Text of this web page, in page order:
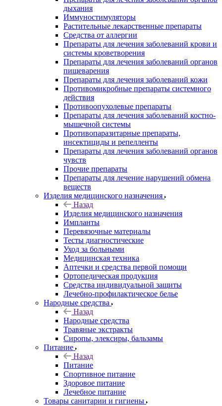
дыхания
Иммуностимуляторы
Растительные лекарственные препараты
Средства от аллергии
Препараты для лечения заболеваний крови и
системы кроветворения
Препараты для лечения заболеваний органов
пищеварения
Препараты для лечения заболеваний кожи
Противомикробные препараты системного
действия
Противоопухолевые препараты
Препараты для лечения заболеваний костно-
мышечной системы
Противопаразитарные препараты,
инсектициды и репелленты
Препараты для лечения заболеваний органов
чувств
Прочие препараты
Препараты для лечение нарушений обмена
веществ
Изделия медицинского назначения
Назад
Изделия медицинского назначения
Импланты
Перевязочные материалы
Тесты диагностические
Уход за больными
Медицинская техника
Аптечки и средства первой помощи
Ортопедическая продукция
Средства индивидуальной защиты
Лечебно-профилактическое белье
Народные средства
Назад
Народные средства
Травяные экстракты
Сиропы, элексиры, бальзамы
Питание
Назад
Питание
Спортивное питание
Здоровое питание
Лечебное питание
Товары санитарии и гигиены